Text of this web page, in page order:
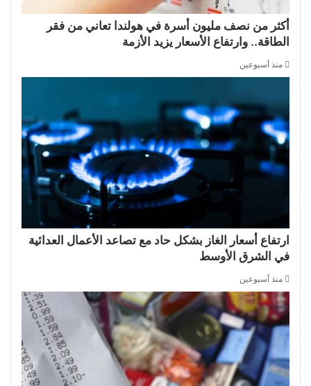
أكثر من نصف مليون أسرة في هولندا تعاني من فقر
الطاقة.. وارتفاع الأسعار يزيد الأزمة
منذ أسبوعين
ارتفاع أسعار الغاز بشكل حاد مع تصاعد الأعمال العدائية
في الشرق الأوسط
منذ أسبوعين